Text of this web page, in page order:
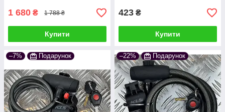
1 680 ₴ 1 788 ₴
Купити
423 ₴
Купити
–7% Подарунок –22% Подарунок